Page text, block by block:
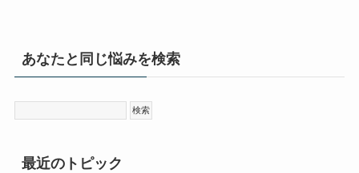
あなたと同じ悩みを検索
最近のトピック